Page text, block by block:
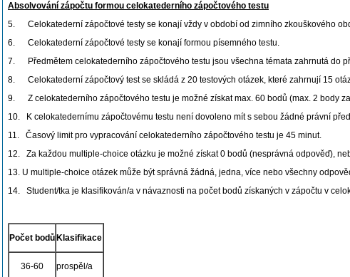
Absolvování zápočtu formou celokatederního zápočtového testu
5. Celokatederní zápočtové testy se konají vždy v období od zimního zkouškového
6. Celokatederní zápočtové testy se konají formou písemného testu.
7. Předmětem celokatederního zápočtového testu jsou všechna témata zahrnutá do
8. Celokatederní zápočtový test se skládá z 20 testových otázek, které zahrnují 15
9. Z celokatederního zápočtového testu je možné získat max. 60 bodů (max. 2 body
10. K celokatedernímu zápočtovému testu není dovoleno mít s sebou žádné právní
11. Časový limit pro vypracování celokatederního zápočtového testu je 45 minut.
12. Za každou multiple-choice otázku je možné získat 0 bodů (nesprávná odpověď),
13. U multiple-choice otázek může být správná žádná, jedna, více nebo všechny
14. Student/tka je klasifikován/a v návaznosti na počet bodů získaných v zápočtu v
Počet bodů Klasifikace
36-60 prospěl/a